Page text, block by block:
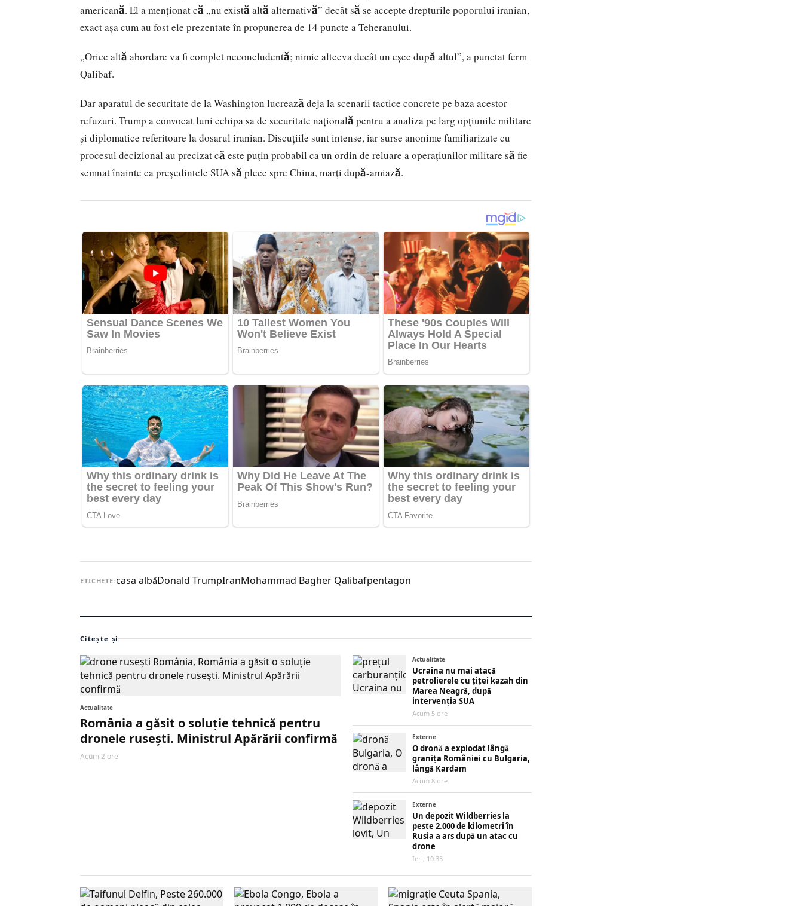
americană. El a menționat că „nu există altă alternativă” decât să se accepte drepturile poporului iranian,
exact așa cum au fost ele prezentate în propunerea de 14 puncte a Teheranului.
„Orice altă abordare va fi complet neconcludentă; nimic altceva decât un eșec după altul”, a punctat ferm
Qalibaf.
Dar aparatul de securitate de la Washington lucrează deja la scenarii tactice concrete pe baza acestor
refuzuri. Trump a convocat luni echipa sa de securitate națională pentru a analiza pe larg opțiunile militare
și diplomatice referitoare la dosarul iranian. Discuțiile sunt intense, iar surse anonime familiarizate cu
procesul decizional au precizat că este puțin probabil ca un ordin de reluare a operațiunilor militare să fie
semnat înainte ca președintele SUA să plece spre China, marți după-amiază.
ETICHETE:casa albăDonald TrumpIranMohammad Bagher Qalibafpentagon
Citește și
Actualitate
România a găsit o soluție tehnică pentru
dronele rusești. Ministrul Apărării confirmă
Acum 2 ore
Actualitate
Ucraina nu mai atacă
petrolierele cu țiței kazah din
Marea Neagră, după
intervenția SUA
Acum 5 ore
Externe
O dronă a explodat lângă
granița României cu Bulgaria,
lângă Kardam
Acum 8 ore
Externe
Un depozit Wildberries la
peste 2.000 de kilometri în
Rusia a ars după un atac cu
drone
Ieri, 10:33